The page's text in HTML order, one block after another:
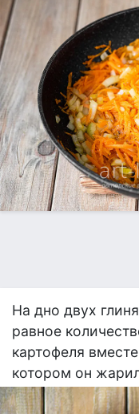
На дно двух
равное
картофеля
котором он